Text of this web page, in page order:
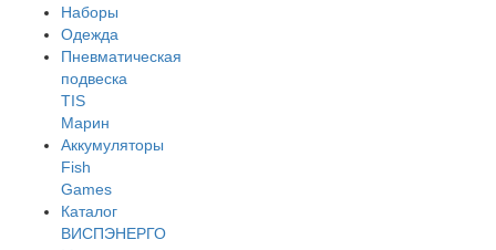
Наборы
Одежда
Пневматическая
подвеска
TIS
Марин
Аккумуляторы
Fish
Games
Каталог
ВИСПЭНЕРГО